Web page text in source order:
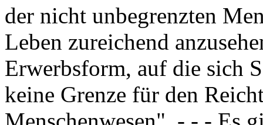
der nicht unbegrenzten
Leben zureichend
Erwerbsform, auf die sich
keine Grenze für den